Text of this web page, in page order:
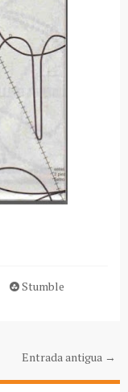
Stumble
Entrada antigua →